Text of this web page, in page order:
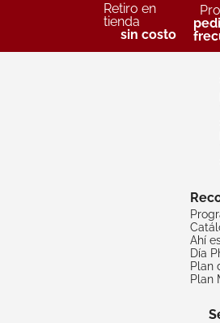
Retiro en
tienda
sin costo
Ahí
Día
Plan
Plan